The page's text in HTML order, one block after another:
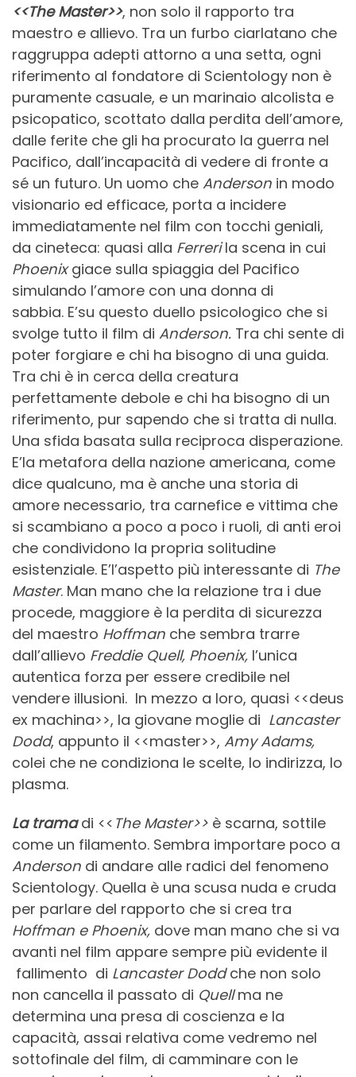
<<The Master>>, non solo il rapporto tra
maestro e allievo. Tra un furbo ciarlatano che
raggruppa adepti attorno a una setta, ogni
riferimento al fondatore di Scientology non è
puramente casuale, e un marinaio alcolista e
psicopatico, scottato dalla perdita dell’amore,
dalle ferite che gli ha procurato la guerra nel
Pacifico, dall’incapacità di vedere di fronte a
sé un futuro. Un uomo che Anderson in modo
visionario ed efficace, porta a incidere
immediatamente nel film con tocchi geniali,
da cineteca: quasi alla Ferrerila scena in cui
Phoenixgiace sulla spiaggia del Pacifico
simulando l’amore con una donna di
sabbia. E’su questo duello psicologico che si
svolge tutto il film di Anderson. Tra chi sente di
poter forgiare e chi ha bisogno di una guida.
Tra chi è in cerca della creatura
perfettamente debole e chi ha bisogno di un
riferimento, pur sapendo che si tratta di nulla.
Una sfida basata sulla reciproca disperazione.
E’la metafora della nazione americana, come
dice qualcuno, ma è anche una storia di
amore necessario, tra carnefice e vittima che
si scambiano a poco a poco i ruoli, di anti eroi
che condividono la propria solitudine
esistenziale. E’l’aspetto più interessante di The
Master. Man mano che la relazione tra i due
procede, maggiore è la perdita di sicurezza
del maestro Hoffman che sembra trarre
dall’allievo Freddie Quell, Phoenix, l’unica
autentica forza per essere credibile nel
vendere illusioni. In mezzo a loro, quasi <<deus
ex machina>>, la giovane moglie di Lancaster
Dodd, appunto il <<master>>, Amy Adams,
colei che ne condiziona le scelte, lo indirizza, lo
plasma.
La tramadi << The Master>> è scarna, sottile
come un filamento. Sembra importare poco a
Anderson di andare alle radici del fenomeno
Scientology. Quella è una scusa nuda e cruda
per parlare del rapporto che si crea tra
Hoffman e Phoenix, dove man mano che si va
avanti nel film appare sempre più evidente il
fallimento di Lancaster Doddche non solo
non cancella il passato di Quellma ne
determina una presa di coscienza e la
capacità, assai relativa come vedremo nel
sottofinale del film, di camminare con le